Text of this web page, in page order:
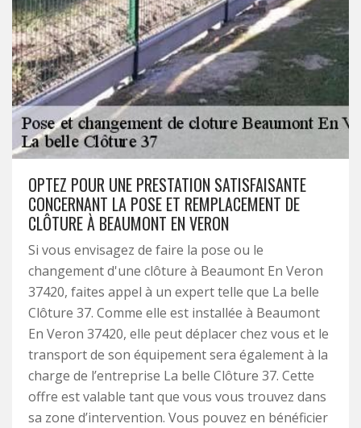
OPTEZ POUR UNE PRESTATION SATISFAISANTE
CONCERNANT LA POSE ET REMPLACEMENT DE
CLÔTURE À BEAUMONT EN VERON
Si vous envisagez de faire la pose ou le
changement d'une clôture à Beaumont En Veron
37420, faites appel à un expert telle que La belle
Clôture 37. Comme elle est installée à Beaumont
En Veron 37420, elle peut déplacer chez vous et le
transport de son équipement sera également à la
charge de l’entreprise La belle Clôture 37. Cette
offre est valable tant que vous vous trouvez dans
sa zone d’intervention. Vous pouvez en bénéficier